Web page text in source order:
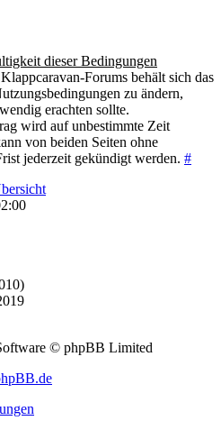
dieser Bedingungen
Forums behält sich das
zu ändern,
erachten sollte.
wird auf unbestimmte Zeit
von beiden Seiten ohne
jederzeit gekündigt werden. #
© phpBB Limited